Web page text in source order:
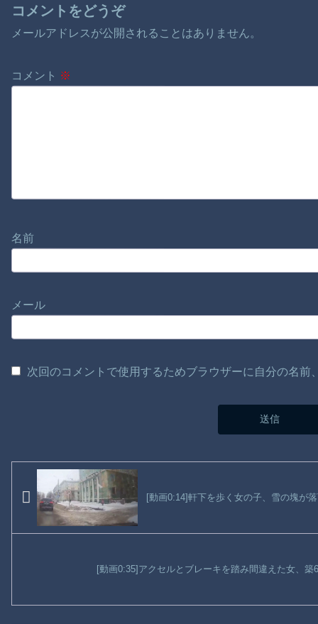
コメントをどうぞ
メールアドレスが公開されることはありません。
コメント ※
名前
メール
次回のコメントで使用するためブラウザーに自分の名
[動画0:14]軒下を歩く女の子、雪の塊が
[動画0:35]アクセルとブレーキを踏み間違えた女、築